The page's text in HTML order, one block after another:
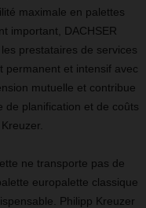
maximale en palettes
important, DACHSER
prestataires de services
permanent et intensif avec
mutuelle et contribue
de planification et de coûts
ne transporte pas de
europalette classique
Philipp Kreuzer